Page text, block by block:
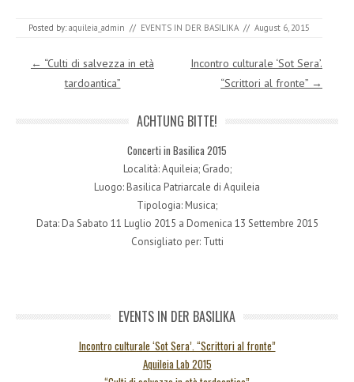
Posted by: aquileia_admin // EVENTS IN DER BASILIKA // August 6, 2015
Post navigation
← “Culti di salvezza in età
tardoantica”
Incontro culturale ‘Sot Sera’.
“Scrittori al fronte” →
ACHTUNG BITTE!
Concerti in Basilica 2015
Località: Aquileia; Grado;
Luogo: Basilica Patriarcale di Aquileia
Tipologia: Musica;
Data: Da Sabato 11 Luglio 2015 a Domenica 13 Settembre 2015
Consigliato per: Tutti
EVENTS IN DER BASILIKA
Incontro culturale ‘Sot Sera’. “Scrittori al fronte”
Aquileia Lab 2015